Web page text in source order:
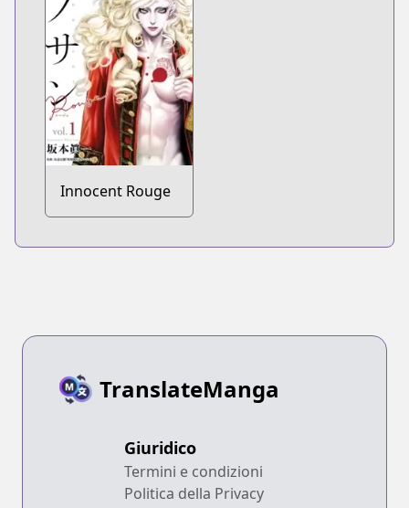
Innocent Rouge
TranslateManga
Giuridico
Termini e condizioni
Politica della Privacy